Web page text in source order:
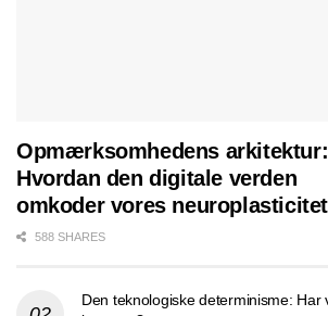
Opmærksomhedens arkitektur:
Hvordan den digitale verden
omkoder vores neuroplasticitet
588 SHARES
Den teknologiske determinisme: Har